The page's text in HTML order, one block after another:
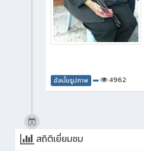
อัลบั้มรูปภาพ 4962
สถิติเยี่ยมชม